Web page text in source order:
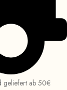
geliefert ab 50€